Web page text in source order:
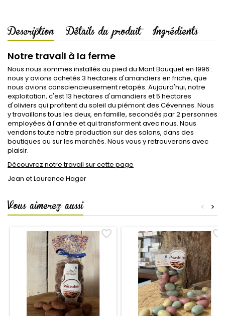
Description Détails du produit Ingrédients
Notre travail à la ferme
Nous nous sommes installés au pied du Mont Bouquet en 1996 :
nous y avions achetés 3 hectares d'amandiers en friche, que
nous avions consciencieusement retapés. Aujourd'hui, notre
exploitation, c'est 13 hectares d'amandiers et 5 hectares
d'oliviers qui profitent du soleil du piémont des Cévennes. Nous
y travaillons tous les deux, en famille, secondés par 2 personnes
employées à l'année et qui transforment avec nous. Nous
vendons toute notre production sur des salons, dans des
boutiques ou sur les marchés. Nous vous y retrouverons avec
plaisir.
Découvrez notre travail sur cette page
Jean et Laurence Hager
Vous aimerez aussi >
<
favorite_border favorite_border